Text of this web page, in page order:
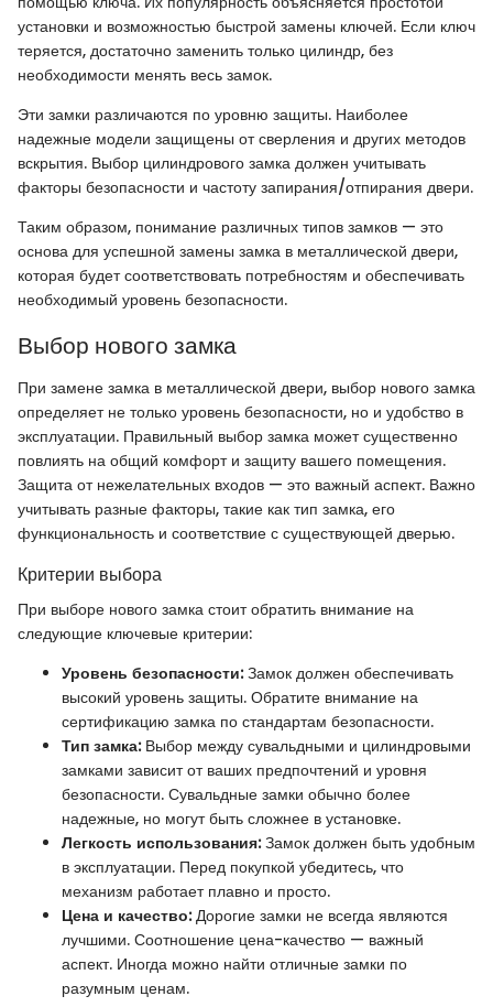
установки и возможностью быстрой замены ключей. Если ключ
теряется, достаточно заменить только цилиндр, без
необходимости менять весь замок.
Эти замки различаются по уровню защиты. Наиболее
надежные модели защищены от сверления и других методов
вскрытия. Выбор цилиндрового замка должен учитывать
факторы безопасности и частоту запирания/отпирания двери.
Таким образом, понимание различных типов замков — это
основа для успешной замены замка в металлической двери,
которая будет соответствовать потребностям и обеспечивать
необходимый уровень безопасности.
Выбор нового замка
При замене замка в металлической двери, выбор нового замка
определяет не только уровень безопасности, но и удобство в
эксплуатации. Правильный выбор замка может существенно
повлиять на общий комфорт и защиту вашего помещения.
Защита от нежелательных входов — это важный аспект. Важно
учитывать разные факторы, такие как тип замка, его
функциональность и соответствие с существующей дверью.
Критерии выбора
При выборе нового замка стоит обратить внимание на
следующие ключевые критерии:
Уровень безопасности:Замок должен обеспечивать
высокий уровень защиты. Обратите внимание на
сертификацию замка по стандартам безопасности.
Тип замка:Выбор между сувальдными и цилиндровыми
замками зависит от ваших предпочтений и уровня
безопасности. Сувальдные замки обычно более
надежные, но могут быть сложнее в установке.
Легкость использования:Замок должен быть удобным
в эксплуатации. Перед покупкой убедитесь, что
механизм работает плавно и просто.
Цена и качество:Дорогие замки не всегда являются
лучшими. Соотношение цена-качество — важный
аспект. Иногда можно найти отличные замки по
разумным ценам.